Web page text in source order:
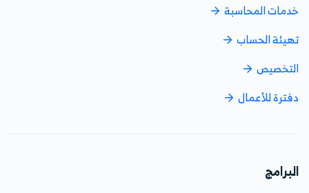
خدمات المحاسبة
تهيئة الحساب
التخصيص
دفترة للأعمال
البرامج